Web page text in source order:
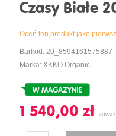
Czasy Białe
Oceń ten produkt jako
Barkod: 20_8594161575887
Marka: XKKO Organic
1 540,00 ‎zł